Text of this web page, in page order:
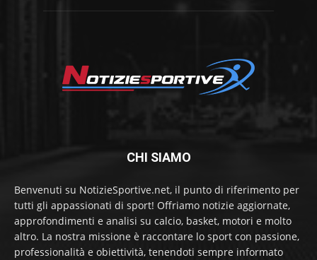
CHI SIAMO
Benvenuti su NotizieSportive.net, il punto di riferimento per
tutti gli appassionati di sport! Offriamo notizie aggiornate,
approfondimenti e analisi su calcio, basket, motori e molto
altro. La nostra missione è raccontare lo sport con passione,
professionalità e obiettività, tenendoti sempre informato